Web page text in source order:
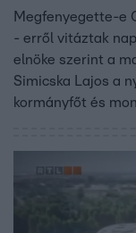
Megfenyegette-e
- erről vitáztak
elnöke szerint a
Simicska Lajos a
kormányfőt és